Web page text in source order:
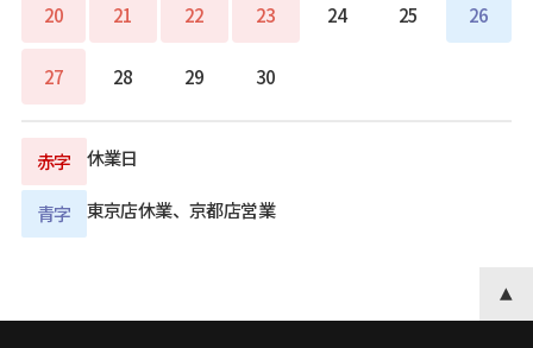
20 21 22 23 24 25 26
27 28 29 30
赤字 休業日
青字 東京店休業、京都店営業